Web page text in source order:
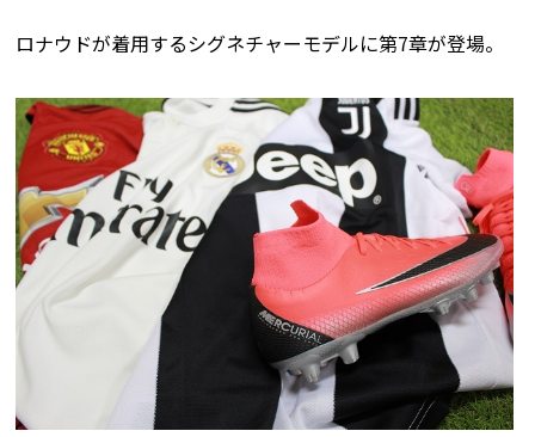
ロナウドが着用するシグネチャーモデルに第7章が登場。